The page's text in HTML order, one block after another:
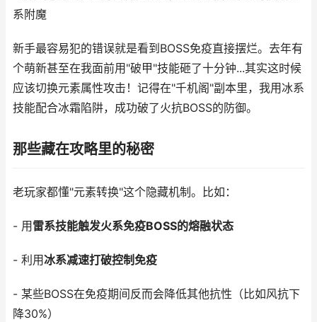
系附魔
新手最容易犯的错误就是看到BOSS免疫直接摆烂。去年有
个萌新甚至在我面前用"破甲"技能砸了十分钟...其实这时候
应该切换元素属性攻击！记得在"千机阁"副本里，我用冰系
技能配合冰霜陷阱，成功破了火抗BOSS的防御。
那些藏在攻略里的秘密
老玩家都懂"元素转换"这个隐藏机制。比如：
- 用 雷系技能触发火系免疫BOSS的熔融状态
- 利用冰系减速打破控制免疫
- 某些BOSS在免疫期间反而会降低其他抗性（比如风抗下
降30%）